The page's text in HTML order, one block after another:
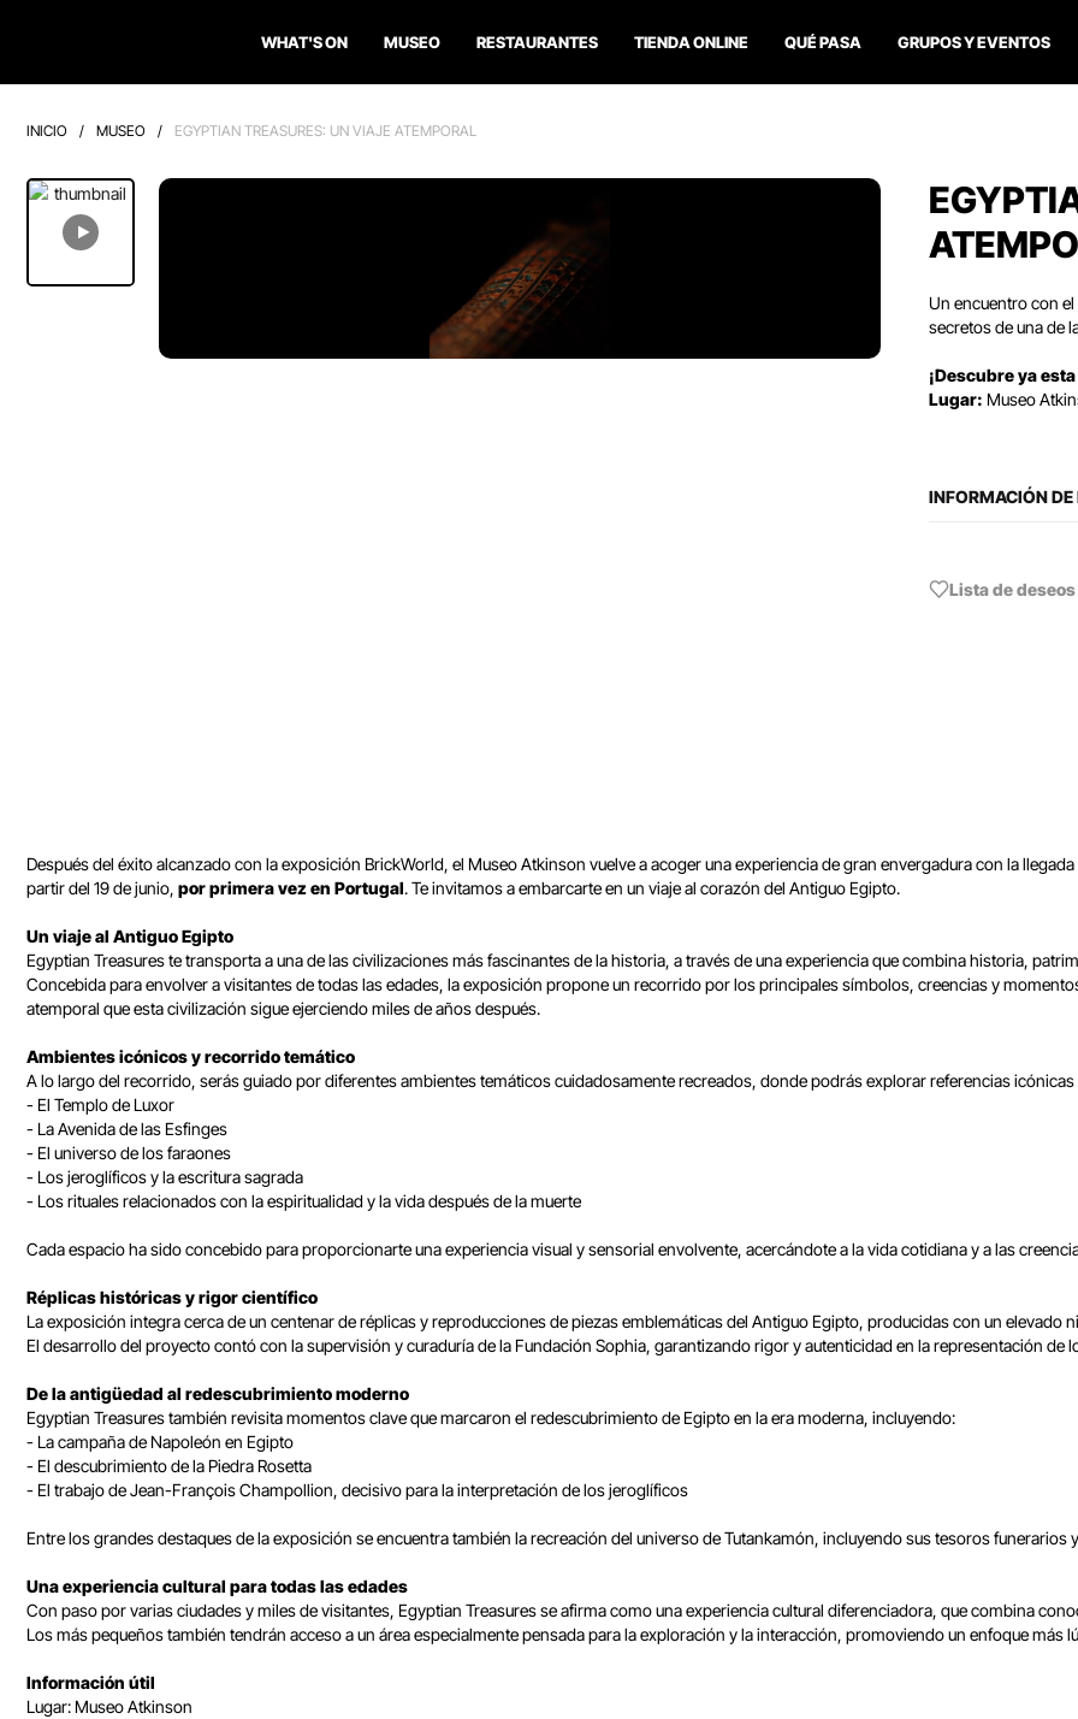
WHAT'S ON MUSEO RESTAURANTES TIENDA ONLINE QUÉ PASA GRUPOS Y EVENTOS
INICIO / MUSEO / EGYPTIAN TREASURES: UN VIAJE ATEMPORAL
Un encuentro con
secretos de una de
¡Descubre ya
Lugar: Museo
INFORMACIÓN DE
Lista de deseos
Después del éxito alcanzado con la exposición BrickWorld, el Museo Atkinson vuelve a acoger una experiencia de gran envergadura con la
partir del 19 de junio, por primera vez en Portugal. Te invitamos a embarcarte en un viaje al corazón del Antiguo Egipto.
Un viaje al Antiguo Egipto
Egyptian Treasures te transporta a una de las civilizaciones más fascinantes de la historia, a través de una experiencia que combina historia,
Concebida para envolver a visitantes de todas las edades, la exposición propone un recorrido por los principales símbolos, creencias y
atemporal que esta civilización sigue ejerciendo miles de años después.
Ambientes icónicos y recorrido temático
A lo largo del recorrido, serás guiado por diferentes ambientes temáticos cuidadosamente recreados, donde podrás explorar referencias
- El Templo de Luxor
- La Avenida de las Esfinges
- El universo de los faraones
- Los jeroglíficos y la escritura sagrada
- Los rituales relacionados con la espiritualidad y la vida después de la muerte
Cada espacio ha sido concebido para proporcionarte una experiencia visual y sensorial envolvente, acercándote a la vida cotidiana y a las
Réplicas históricas y rigor científico
La exposición integra cerca de un centenar de réplicas y reproducciones de piezas emblemáticas del Antiguo Egipto, producidas con un elevado
El desarrollo del proyecto contó con la supervisión y curaduría de la Fundación Sophia, garantizando rigor y autenticidad en la representación de
De la antigüedad al redescubrimiento moderno
Egyptian Treasures también revisita momentos clave que marcaron el redescubrimiento de Egipto en la era moderna, incluyendo:
- La campaña de Napoleón en Egipto
- El descubrimiento de la Piedra Rosetta
- El trabajo de Jean-François Champollion, decisivo para la interpretación de los jeroglíficos
Entre los grandes destaques de la exposición se encuentra también la recreación del universo de Tutankamón, incluyendo sus tesoros funerarios
Una experiencia cultural para todas las edades
Con paso por varias ciudades y miles de visitantes, Egyptian Treasures se afirma como una experiencia cultural diferenciadora, que combina
Los más pequeños también tendrán acceso a un área especialmente pensada para la exploración y la interacción, promoviendo un enfoque más
Información útil
Lugar: Museo Atkinson